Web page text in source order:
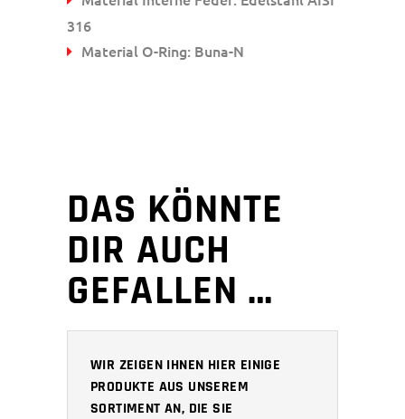
316
Material O-Ring: Buna-N
DAS KÖNNTE
DIR AUCH
GEFALLEN …
WIR ZEIGEN IHNEN HIER EINIGE
PRODUKTE AUS UNSEREM
SORTIMENT AN, DIE SIE